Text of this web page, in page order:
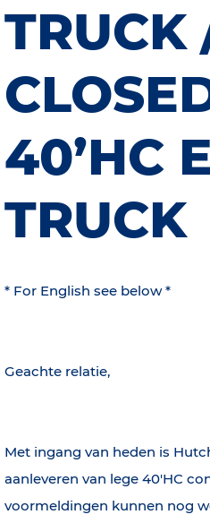
TRUCK
40’HC
TRUCK
* For English see below *
Geachte relatie,
Met ingang van heden is
aanleveren van lege 40'HC
voormeldingen kunnen nog